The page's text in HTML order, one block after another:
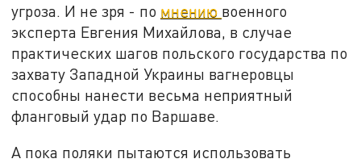
угроза. И не зря - по мнению военного
эксперта Евгения Михайлова, в случае
практических шагов польского государства по
захвату Западной Украины вагнеровцы
способны нанести весьма неприятный
фланговый удар по Варшаве.
А пока поляки пытаются использовать